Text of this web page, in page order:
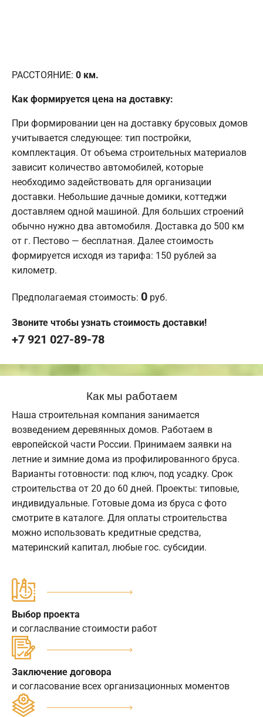
РАССТОЯНИЕ: 0 км.
Как формируется цена на доставку:
При формировании цен на доставку брусовых домов
учитывается следующее: тип постройки,
комплектация. От объема строительных материалов
зависит количество автомобилей, которые
необходимо задействовать для организации
доставки. Небольшие дачные домики, коттеджи
доставляем одной машиной. Для больших строений
обычно нужно два автомобиля. Доставка до 500 км
от г. Пестово — бесплатная. Далее стоимость
формируется исходя из тарифа: 150 рублей за
километр.
Предполагаемая стоимость: 0 руб.
Звоните чтобы узнать стоимость доставки!
+7 921 027-89-78
Как мы работаем
Наша строительная компания занимается
возведением деревянных домов. Работаем в
европейской части России. Принимаем заявки на
летние и зимние дома из профилированного бруса.
Варианты готовности: под ключ, под усадку. Срок
строительства от 20 до 60 дней. Проекты: типовые,
индивидуальные. Готовые дома из бруса с фото
смотрите в каталоге. Для оплаты строительства
можно использовать кредитные средства,
материнский капитал, любые гос. субсидии.
Выбор проекта
и согласлвание стоимости работ
Заключение договора
и согласование всех организационных моментов